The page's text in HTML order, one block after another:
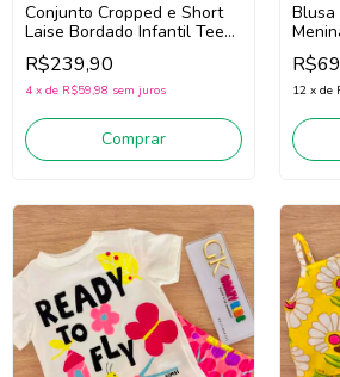
Conjunto Cropped e Short
Laise Bordado Infantil Teen
Menina Bimbi Fb118
(Amarelo)
R$239,90
4 x de R$59,98 sem juros
Comprar
Blusa
12 x de